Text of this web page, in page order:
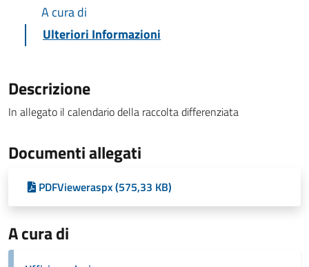
A cura di
Ulteriori Informazioni
Descrizione
In allegato il calendario della raccolta differenziata
Documenti allegati
PDFVieweraspx (575,33 KB)
A cura di